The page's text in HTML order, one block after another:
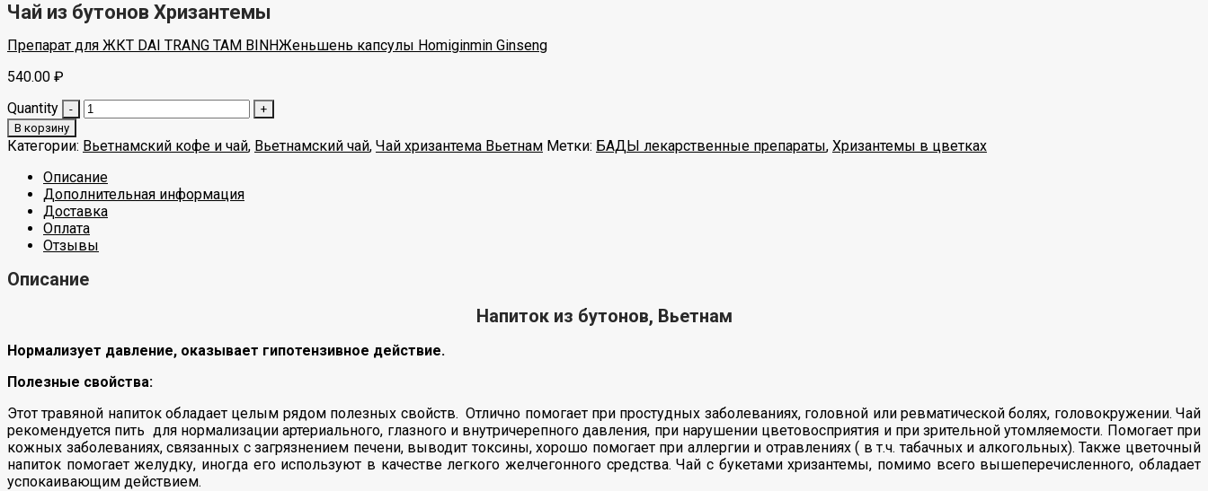
Чай из бутонов Хризантемы
Препарат для ЖКТ DAI TRANG TAM BINHЖеньшень капсулы Homiginmin Ginseng
540.00 ₽
Quantity
В корзину
Категории: Вьетнамский кофе и чай, Вьетнамский чай, Чай хризантема Вьетнам Метки: БАДЫ лекарственные препараты, Хризантемы в цветках
Описание
Дополнительная информация
Доставка
Оплата
Отзывы
Описание
Напиток из бутонов, Вьетнам
Нормализует давление, оказывает гипотензивное действие.
Полезные свойства:
Этот травяной напиток обладает целым рядом полезных свойств. Отлично помогает при простудных заболеваниях, головной или ревматической болях, головокружении. Чай
рекомендуется пить для нормализации артериального, глазного и внутричерепного давления, при нарушении цветовосприятия и при зрительной утомляемости. Помогает при
кожных заболеваниях, связанных с загрязнением печени, выводит токсины, хорошо помогает при аллергии и отравлениях ( в т.ч. табачных и алкогольных). Также цветочный
напиток помогает желудку, иногда его используют в качестве легкого желчегонного средства. Чай с букетами хризантемы, помимо всего вышеперечисленного, обладает
успокаивающим действием.